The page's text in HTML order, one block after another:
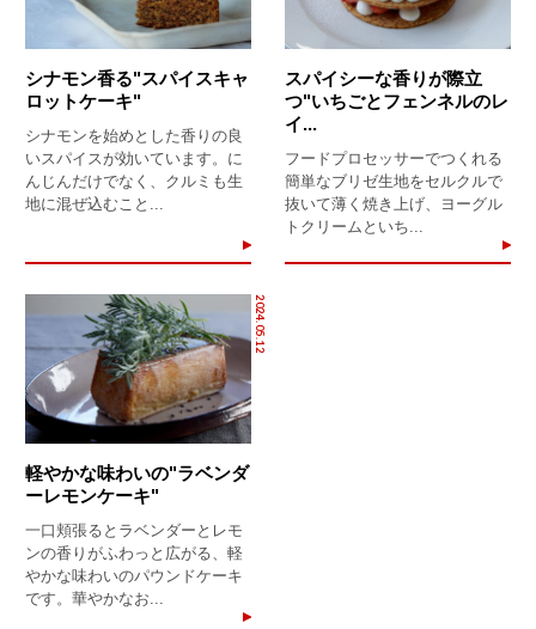
シナモン香る"スパイスキャ
ロットケーキ"
シナモンを始めとした香りの良
いスパイスが効いています。に
んじんだけでなく、クルミも生
地に混ぜ込むこと...
スパイシーな香りが際立
つ"いちごとフェンネルのレ
イ...
フードプロセッサーでつくれる
簡単なブリゼ生地をセルクルで
抜いて薄く焼き上げ、ヨーグル
トクリームといち...
2024.05.12
軽やかな味わいの"ラベンダ
ーレモンケーキ"
一口頬張るとラベンダーとレモ
ンの香りがふわっと広がる、軽
やかな味わいのパウンドケーキ
です。華やかなお...